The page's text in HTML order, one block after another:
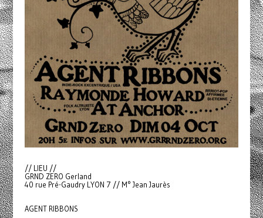
// LIEU //
GRND ZERO Gerland
40 rue Pré-Gaudry LYON 7 // M° Jean Jaurès
AGENT RIBBONS